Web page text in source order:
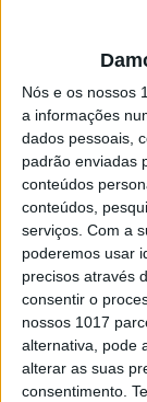
Nós e os nossos
a informações
dados pessoais,
padrão enviadas
conteúdos
conteúdos,
serviços. Com a
poderemos usar
precisos através
consentir o
nossos 1017
alternativa, pode
alterar as suas
consentimento.
Halle Berry
Halle
estava na